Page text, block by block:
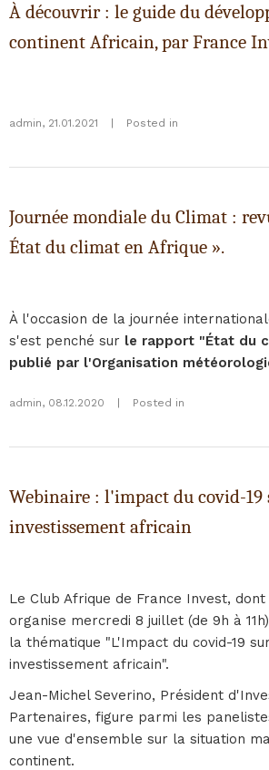
À découvrir : le guide du
continent Africain, par France
admin, 21.01.2021 Posted in
Journée mondiale du Climat :
État du climat en Afrique ».
À l'occasion de la journée
s'est penché sur le rapport "État du
publié par l'Organisation
admin, 08.12.2020 Posted in
Webinaire : l'impact du covid-19
investissement africain
Le Club Afrique de France Invest,
organise mercredi 8 juillet (de 9h à
la thématique "L'Impact du covid-19
investissement africain".
Jean-Michel Severino, Président
Partenaires, figure parmi les
une vue d'ensemble sur la situation
continent.